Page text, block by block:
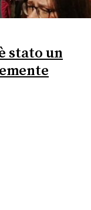
stato un